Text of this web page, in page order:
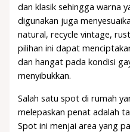
dan klasik sehingga warna
digunakan juga
natural, recycle vintage,
pilihan ini dapat
dan hangat pada kondisi
menyibukkan.
Salah satu spot di rumah
melepaskan penat adalah
Spot ini menjai area yang